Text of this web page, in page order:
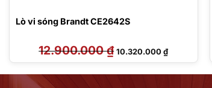
Lò vi sóng Brandt CE2642S
12.900.000₫ Giá
gốc
là:
10.320.000₫Giá
hiện
tại
10.320.000
₫.